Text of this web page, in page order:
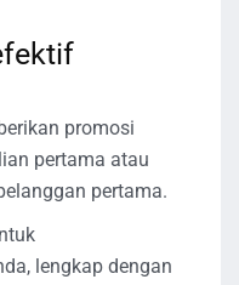
promosi
pertama atau
pertama.
lengkap dengan